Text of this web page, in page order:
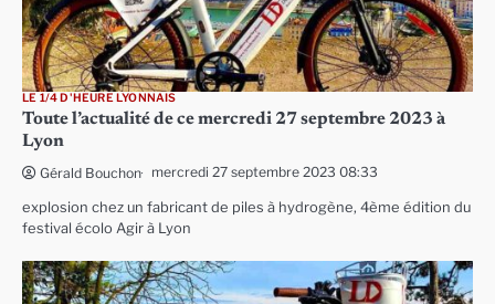
LE 1/4 D'HEURE LYONNAIS
Toute l’actualité de ce mercredi 27 septembre 2023 à
Lyon
Gérald Bouchon mercredi 27 septembre 2023 08:33
explosion chez un fabricant de piles à hydrogène, 4ème édition du
festival écolo Agir à Lyon